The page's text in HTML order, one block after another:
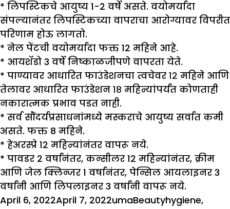
* लिपस्टिकचे आयुष्य 1-2 वर्षे असते. वयोमर्यादा
संपल्यानंतर लिपस्टिकच्या वापराचा आरोग्यावर विपरीत
परिणाम होऊ लागतो.
* नेल पेंटची वयोमर्यादा फक्त 12 महिने आहे.
* आयशॅडो 3 वर्षे निष्काळजीपणे वापरता येते.
* पाण्यावर आधारित फाउंडेशनचा त्वचेवर १२ महिने आणि
तेलावर आधारित फाउंडेशन १८ महिन्यांपर्यंत कोणताही
नकारात्मक प्रभाव पडत नाही.
* सर्व सौंदर्यप्रसाधनांमध्ये मस्कराचे आयुष्य सर्वात कमी
असते. फक्त 8 महिने.
* हेअरस्प्रे 12 महिन्यांनंतर वापरू नये.
* पावडर 2 वर्षांनंतर, कन्सीलर 12 महिन्यांनंतर, क्रीम
आणि जेल क्लिन्जर 1 वर्षानंतर, पेन्सिल आयलाइनर 3
वर्षांनी आणि लिपलाइनर 3 वर्षांनी वापरू नये.
Posted
April 6, 2022April 7, 2022Author
umaCategories
BeautyTags
hygiene,